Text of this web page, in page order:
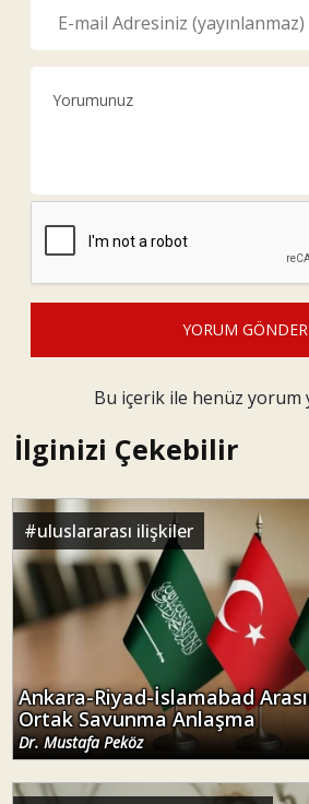
YORUM GÖNDER
Bu içerik ile henüz yorum
İlginizi Çekebilir
#uluslararası ilişkiler
Ankara-Riyad-İslamabad
Ortak Savunma Anlaşma
Dr. Mustafa Peköz